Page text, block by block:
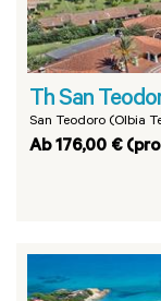
Th San
San Teodoro (Olbia
Ab 176,00 €